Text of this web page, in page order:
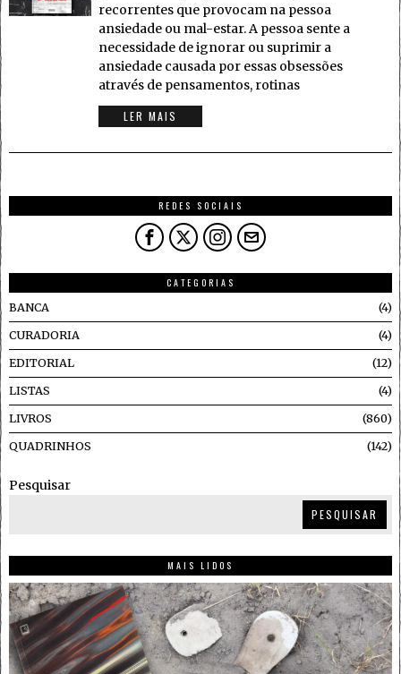
recorrentes que provocam na pessoa
ansiedade ou mal-estar. A pessoa sente a
necessidade de ignorar ou suprimir a
ansiedade causada por essas obsessões
através de pensamentos, rotinas
LER MAIS
REDES SOCIAIS
CATEGORIAS
BANCA
4
CURADORIA 4
EDITORIAL 12
LISTAS 4
LIVROS 860
QUADRINHOS 142
Pesquisar
PESQUISAR
MAIS LIDOS